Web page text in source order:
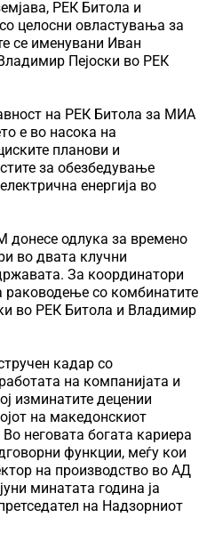
РЕК Битола и
целосни овластувања за
се именувани Иван
Пејоски во РЕК
на РЕК Битола за МИА
е во насока на
планови и
за обезбедување
енергија во
одлука за времено
во двата клучни
За координатори
раководење со комбинатите
во РЕК Битола и Владимир
кадар со
на компанијата и
изминатите децении
на македонскиот
неговата богата кариера
функции, меѓу кои
на производство во АД
минатата година ја
на Надзорниот